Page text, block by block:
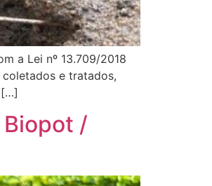
a Lei nº 13.709/2018
e tratados,
[…]
/